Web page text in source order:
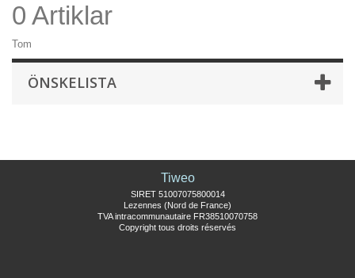
0 Artiklar
Tom
ÖNSKELISTA
Tiweo
SIRET 51007075800014
Lezennes (Nord de France)
TVA intracommunautaire FR38510070758
Copyright tous droits réservés